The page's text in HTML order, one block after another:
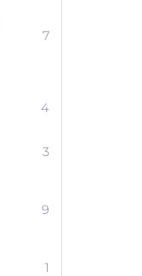
7
4
3
9
1